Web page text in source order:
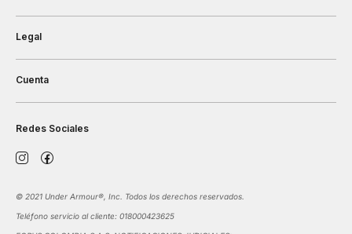
Legal
Cuenta
Redes Sociales
©️ 2021 Under Armour®️, Inc. Todos los derechos reservados.
Teléfono servicio al cliente: 018000423625